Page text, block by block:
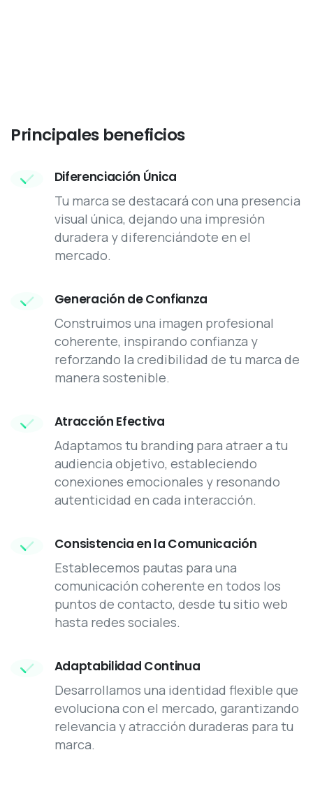
Principales beneficios
Diferenciación Única
Tu marca se destacará con una presencia
visual única, dejando una impresión
duradera y diferenciándote en el
mercado.
Generación de Confianza
Construimos una imagen profesional
coherente, inspirando confianza y
reforzando la credibilidad de tu marca de
manera sostenible.
Atracción Efectiva
Adaptamos tu branding para atraer a tu
audiencia objetivo, estableciendo
conexiones emocionales y resonando
autenticidad en cada interacción.
Consistencia en la Comunicación
Establecemos pautas para una
comunicación coherente en todos los
puntos de contacto, desde tu sitio web
hasta redes sociales.
Adaptabilidad Continua
Desarrollamos una identidad flexible que
evoluciona con el mercado, garantizando
relevancia y atracción duraderas para tu
marca.